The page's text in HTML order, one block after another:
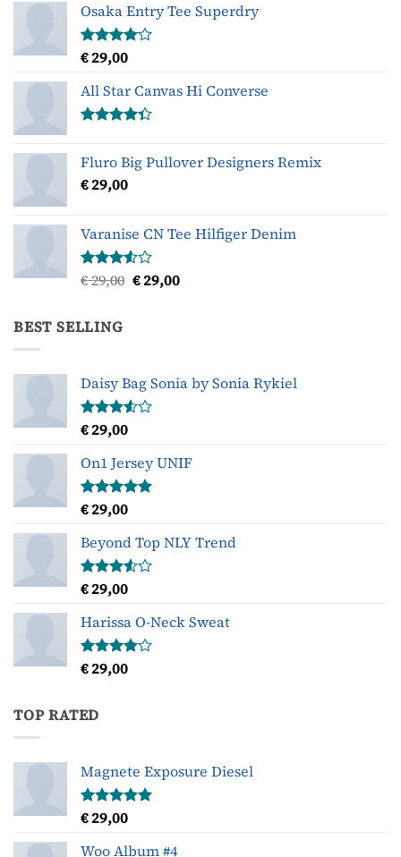
Osaka Entry Tee Superdry
Gewaardeerd
uit
5
€29,00
All Star Canvas Hi Converse
Fluro Big Pullover Designers Remix
€29,00
Varanise CN Tee Hilfiger Denim
Gewaardeerd
uit
€29,00 Oorspronkelijke
€29,00Huidige
BEST SELLING
Daisy Bag Sonia by Sonia Rykiel
Gewaardeerd
uit
5
€29,00
On1 Jersey UNIF
Gewaardeerd
uit 5
€29,00
Beyond Top NLY Trend
Gewaardeerd
uit
5
€29,00
Harissa O-Neck Sweat
Gewaardeerd
uit
€29,00
TOP RATED
Magnete Exposure Diesel
Gewaardeerd
uit 5
€29,00
Woo Album #4